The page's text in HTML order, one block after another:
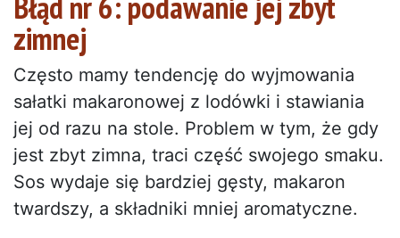
zimnej
Często mamy tendencję do wyjmowania
sałatki makaronowej z lodówki i stawiania
jej od razu na stole. Problem w tym, że gdy
jest zbyt zimna, traci część swojego smaku.
Sos wydaje się bardziej gęsty, makaron
twardszy, a składniki mniej aromatyczne.